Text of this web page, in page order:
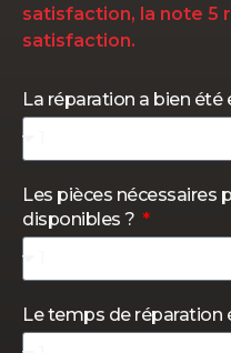
satisfaction, la note 5
satisfaction.
La réparation a bien
Les pièces nécessaires
disponibles ?
Le temps de réparation